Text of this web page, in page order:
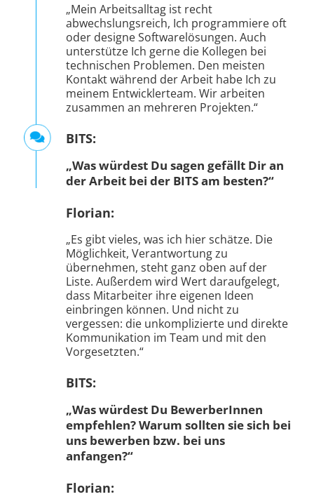
unterstütze Ich gerne die Kollegen bei
technischen Problemen. Den meisten
Kontakt während der Arbeit habe Ich zu
meinem Entwicklerteam. Wir arbeiten
zusammen an mehreren Projekten.“
BITS:
der Arbeit bei der BITS am besten?“
Florian:
Möglichkeit, Verantwortung zu
Liste. Außerdem wird Wert daraufgelegt,
dass Mitarbeiter ihre eigenen Ideen
einbringen können. Und nicht zu
vergessen: die unkomplizierte und direkte
Kommunikation im Team und mit den
Vorgesetzten.“
BITS:
empfehlen? Warum sollten sie sich bei
uns bewerben bzw. bei uns
anfangen?“
Florian:
Unternehmen ein, das Wert auf die